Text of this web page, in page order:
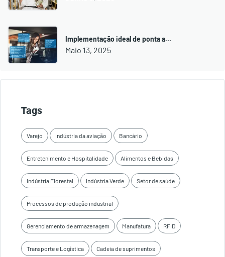
Implementação ideal de ponta a…
Maio 13, 2025
Tags
Varejo Indústria da aviação Bancário
Entretenimento e Hospitalidade Alimentos e Bebidas
Indústria Florestal Indústria Verde Setor de saúde
Processos de produção industrial
Gerenciamento de armazenagem Manufatura RFID
Transporte e Logística Cadeia de suprimentos